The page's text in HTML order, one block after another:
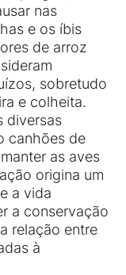
nas
e os íbis
de arroz
sobretudo
e colheita.
diversas
canhões de
as aves
origina um
a vida
a conservação
relação entre
à